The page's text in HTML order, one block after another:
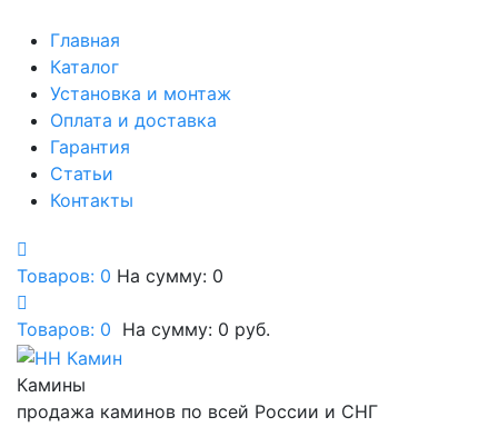
Главная
Каталог
Установка и монтаж
Оплата и доставка
Гарантия
Статьи
Контакты
Товаров: 0 На сумму: 0
Товаров: 0 На сумму: 0 руб.
Камины
продажа каминов по всей России и СНГ